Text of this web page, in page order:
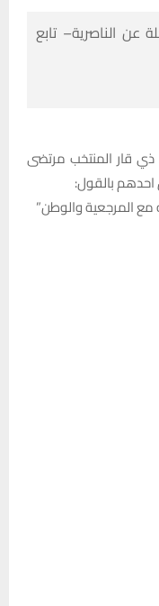
عن الناصرية– تابع
قار المنتخب مرتضى
المرجعية والوطن”